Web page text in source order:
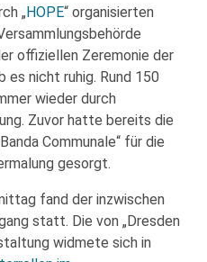
„HOPE“ organisierten
offiziellen Zeremonie der
es nicht ruhig. Rund 150
wieder durch
Zuvor hatte bereits die
Communale“ für die
gesorgt.
fand der inzwischen
statt. Die von „Dresden
widmete sich in